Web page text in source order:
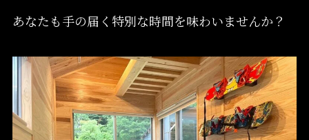
あなたも手の届く特別な時間を味わいませんか？